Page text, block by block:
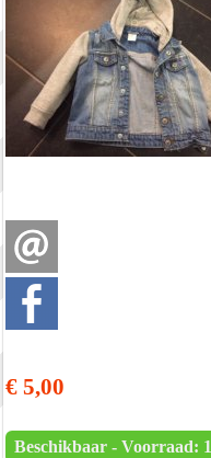
€ 5,00
Beschikbaar - Voorraad: 1